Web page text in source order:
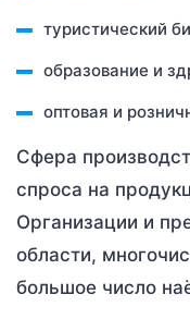
туристический
образование и
оптовая и
Сфера
спроса на
Организации и
области,
большое число